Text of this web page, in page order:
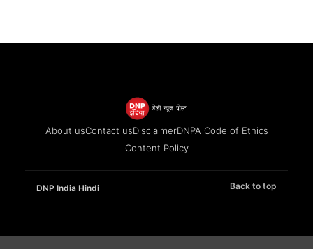
About usContact usDisclaimerDNPA Code of Ethics
Content Policy
DNP India Hindi Back to top